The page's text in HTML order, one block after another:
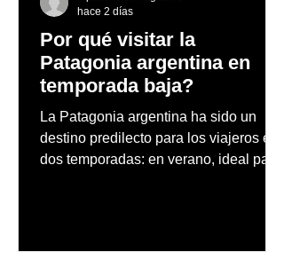
Por qué visitar la
Patagonia argentina en
temporada baja?
La Patagonia argentina ha sido un
destino predilecto para los viajeros en
dos temporadas: en verano, ideal para
hace 2 días